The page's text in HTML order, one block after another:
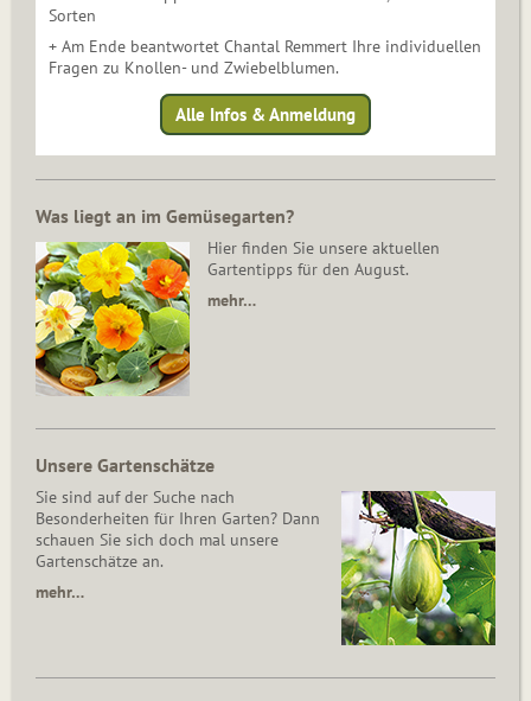
Sorten
+ Am Ende beantwortet Chantal Remmert Ihre individuellen
Fragen zu Knollen- und Zwiebelblumen.
Alle Infos & Anmeldung
Was liegt an im Gemüsegarten?
Hier finden Sie unsere aktuellen
Gartentipps für den August.
mehr…
Unsere Gartenschätze
Sie sind auf der Suche nach
Besonderheiten für Ihren Garten? Dann
schauen Sie sich doch mal unsere
Gartenschätze an.
mehr…